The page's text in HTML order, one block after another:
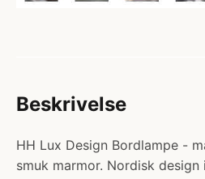
Beskrivelse
HH Lux Design Bordlampe -
smuk marmor. Nordisk